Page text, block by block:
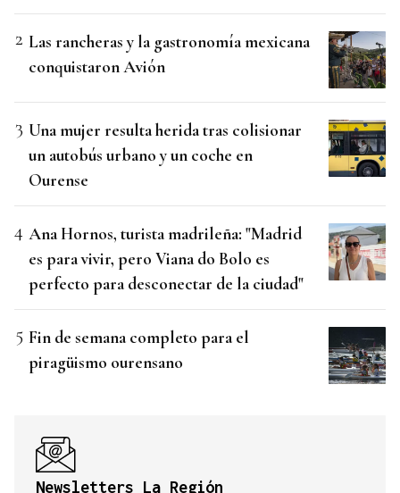
Las rancheras y la gastronomía mexicana
conquistaron Avión
Una mujer resulta herida tras colisionar
un autobús urbano y un coche en
Ourense
Ana Hornos, turista madrileña: "Madrid
es para vivir, pero Viana do Bolo es
perfecto para desconectar de la ciudad"
Fin de semana completo para el
piragüismo ourensano
Newsletters La Región